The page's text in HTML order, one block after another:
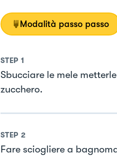
Modalità passo passo
STEP 1
Sbucciare le mele
zucchero.
STEP 2
Fare sciogliere a